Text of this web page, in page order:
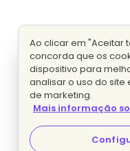
Ao clicar em "Aceitar
concorda que os
dispositivo para
analisar o uso do
de marketing.
Mais informação